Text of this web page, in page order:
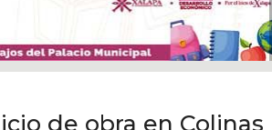
de obra en Colinas